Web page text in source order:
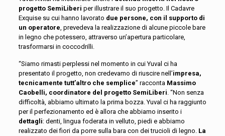
progetto SemiLiberi per illustrare il suo progetto. Il Cadavre
Exquise su cui hanno lavorato due persone, con il supporto di
un operatore, prevedeva la realizzazione di alcune piccole bare
in legno che potessero, attraverso un’apertura particolare,
trasformarsi in coccodrilli.
“Siamo rimasti perplessi nel momento in cui Yuval ci ha
presentato il progetto, non credevamo di riuscire nell’impresa,
tecnicamente tutt’altro che semplice” racconta Massimo
Caobelli, coordinatore del progetto SemiLiberi. “Non senza
difficoltà, abbiamo ultimato la prima bozza. Yuval ci ha raggiunto
per il perfezionamento ed è allora che abbiamo inserito i
dettagli: denti, lingua foderata in velluto, piedi e abbiamo
realizzato dei fiori da porre sulla bara con dei trucioli di legno. La